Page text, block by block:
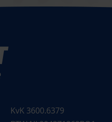
KvK 3600.6379